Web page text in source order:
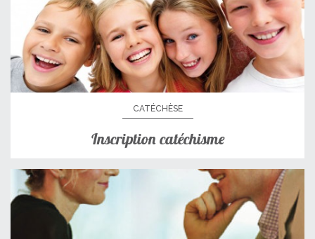
CATÉCHÈSE
Inscription catéchisme